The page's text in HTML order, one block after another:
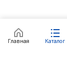
Главная Каталог